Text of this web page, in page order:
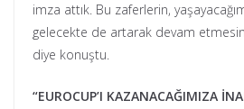
imza attık. Bu zaferlerin,
gelecekte de artarak devam
diye konuştu.
“EUROCUP’I KAZANACAĞIMIZA